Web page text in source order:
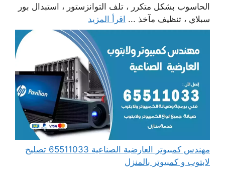
الحاسوب بشكل متكرر ، تلف التوانزستور ، استبدال بور
سبلاي ، تنظيف مآخذ ... اقرأ المزيد
مهندس كمبيوتر العارضية الصناعية 65511033 تصليح
لابتوب و كمبيوتر بالمنزل